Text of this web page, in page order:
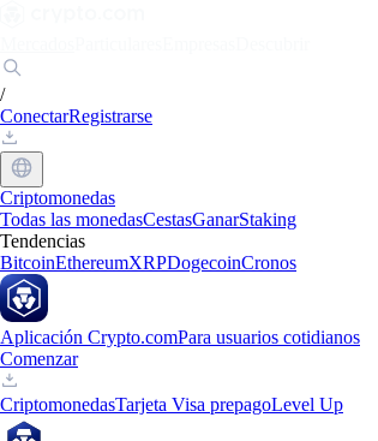
/
ConectarRegistrarse
Criptomonedas
Todas las monedasCestasGanarStaking
Tendencias
BitcoinEthereumXRPDogecoinCronos
Aplicación Crypto.comPara usuarios cotidianos
Comenzar
CriptomonedasTarjeta Visa prepagoLevel Up